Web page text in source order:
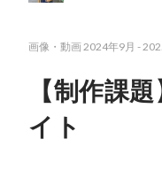
画像・動画2024年9月 -
【制作課
イト